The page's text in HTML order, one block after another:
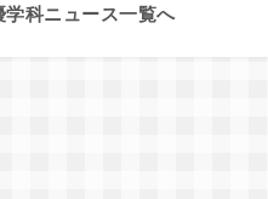
学科ニュース一覧へ